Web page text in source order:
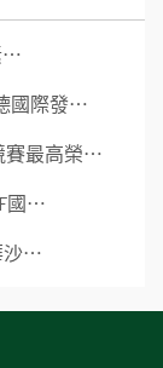
⋯
國際發⋯
賽最高榮⋯
國⋯
沙⋯